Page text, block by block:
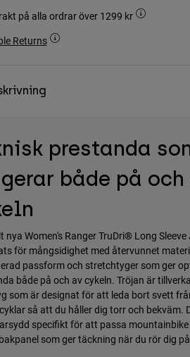
på alla ordrar över 1299 kr
Returns
prestanda
både på och
nya Women's Ranger TruDri® Long
för mångsidighet med återvunnet
passform och stretchtyger som ger
både på och av cykeln. Tröjan är
som är designat för att leda bort svett
så att du håller dig torr och bekväm.
specifikt för att passa mountainbike
som ger täckning när du rör dig